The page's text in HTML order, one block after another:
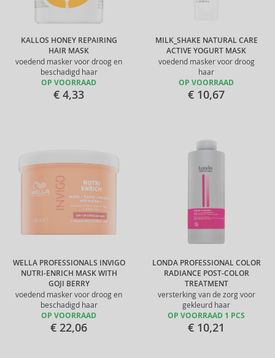
KALLOS HONEY REPAIRING
HAIR MASK
voedend masker voor droog en
beschadigd haar
OP VOORRAAD
€ 4,33
MILK_SHAKE NATURAL CARE
ACTIVE YOGURT MASK
voedend masker voor droog
haar
OP VOORRAAD
€ 10,67
WELLA PROFESSIONALS INVIGO
NUTRI-ENRICH MASK WITH
GOJI BERRY
voedend masker voor droog en
beschadigd haar
OP VOORRAAD
€ 22,06
LONDA PROFESSIONAL COLOR
RADIANCE POST-COLOR
TREATMENT
versterking van de zorg voor
gekleurd haar
OP VOORRAAD 1 PCS
€ 10,21